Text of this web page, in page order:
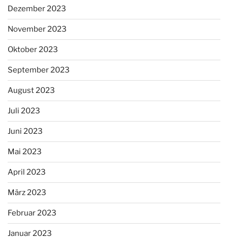
Dezember 2023
November 2023
Oktober 2023
September 2023
August 2023
Juli 2023
Juni 2023
Mai 2023
April 2023
März 2023
Februar 2023
Januar 2023